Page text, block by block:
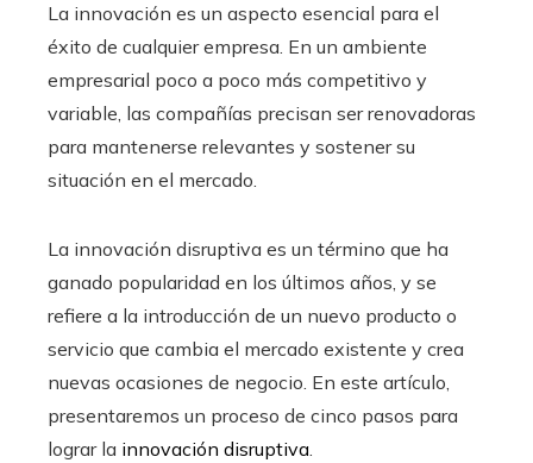
La innovación es un aspecto esencial para el
éxito de cualquier empresa. En un ambiente
empresarial poco a poco más competitivo y
variable, las compañías precisan ser renovadoras
para mantenerse relevantes y sostener su
situación en el mercado.
La innovación disruptiva es un término que ha
ganado popularidad en los últimos años, y se
refiere a la introducción de un nuevo producto o
servicio que cambia el mercado existente y crea
nuevas ocasiones de negocio. En este artículo,
presentaremos un proceso de cinco pasos para
lograr la innovación disruptiva.